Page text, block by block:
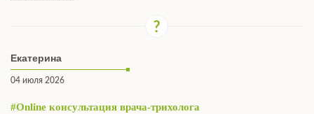
Екатерина
04 июля 2026
#Online консультация врача-трихолога